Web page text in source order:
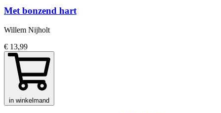
Met bonzend hart
Willem Nijholt
€ 13,99
in winkelmand